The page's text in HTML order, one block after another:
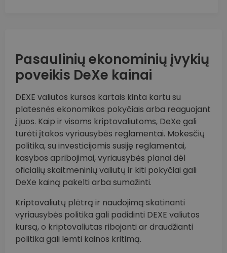
Pasaulinių ekonominių įvykių
poveikis DeXe kainai
DEXE valiutos kursas kartais kinta kartu su
platesnės ekonomikos pokyčiais arba reaguojant
į juos. Kaip ir visoms kriptovaliutoms, DeXe gali
turėti įtakos vyriausybės reglamentai. Mokesčių
politika, su investicijomis susiję reglamentai,
kasybos apribojimai, vyriausybės planai dėl
oficialių skaitmeninių valiutų ir kiti pokyčiai gali
DeXe kainą pakelti arba sumažinti.
Kriptovaliutų plėtrą ir naudojimą skatinanti
vyriausybės politika gali padidinti DEXE valiutos
kursą, o kriptovaliutas ribojanti ar draudžianti
politika gali lemti kainos kritimą.